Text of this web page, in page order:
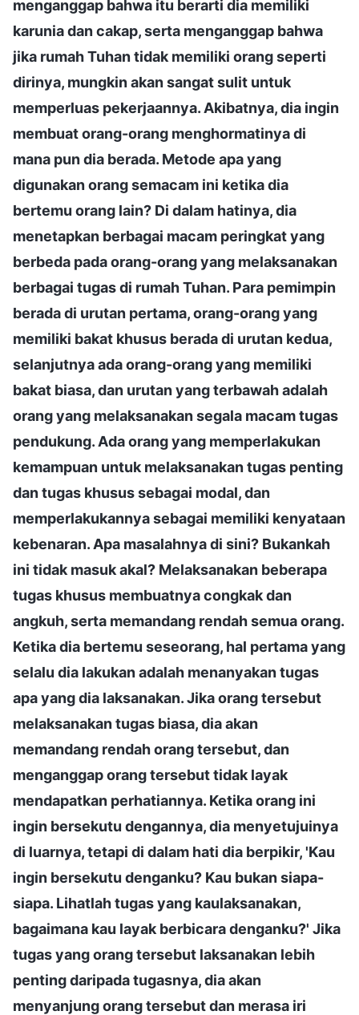
menganggap bahwa itu berarti dia memiliki
karunia dan cakap, serta menganggap bahwa
jika rumah Tuhan tidak memiliki orang seperti
dirinya, mungkin akan sangat sulit untuk
memperluas pekerjaannya. Akibatnya, dia ingin
membuat orang-orang menghormatinya di
mana pun dia berada. Metode apa yang
digunakan orang semacam ini ketika dia
bertemu orang lain? Di dalam hatinya, dia
menetapkan berbagai macam peringkat yang
berbeda pada orang-orang yang melaksanakan
berbagai tugas di rumah Tuhan. Para pemimpin
berada di urutan pertama, orang-orang yang
memiliki bakat khusus berada di urutan kedua,
selanjutnya ada orang-orang yang memiliki
bakat biasa, dan urutan yang terbawah adalah
orang yang melaksanakan segala macam tugas
pendukung. Ada orang yang memperlakukan
kemampuan untuk melaksanakan tugas penting
dan tugas khusus sebagai modal, dan
memperlakukannya sebagai memiliki kenyataan
kebenaran. Apa masalahnya di sini? Bukankah
ini tidak masuk akal? Melaksanakan beberapa
tugas khusus membuatnya congkak dan
angkuh, serta memandang rendah semua orang.
Ketika dia bertemu seseorang, hal pertama yang
selalu dia lakukan adalah menanyakan tugas
apa yang dia laksanakan. Jika orang tersebut
melaksanakan tugas biasa, dia akan
memandang rendah orang tersebut, dan
menganggap orang tersebut tidak layak
mendapatkan perhatiannya. Ketika orang ini
ingin bersekutu dengannya, dia menyetujuinya
di luarnya, tetapi di dalam hati dia berpikir, 'Kau
ingin bersekutu denganku? Kau bukan siapa-
siapa. Lihatlah tugas yang kaulaksanakan,
bagaimana kau layak berbicara denganku?' Jika
tugas yang orang tersebut laksanakan lebih
penting daripada tugasnya, dia akan
menyanjung orang tersebut dan merasa iri